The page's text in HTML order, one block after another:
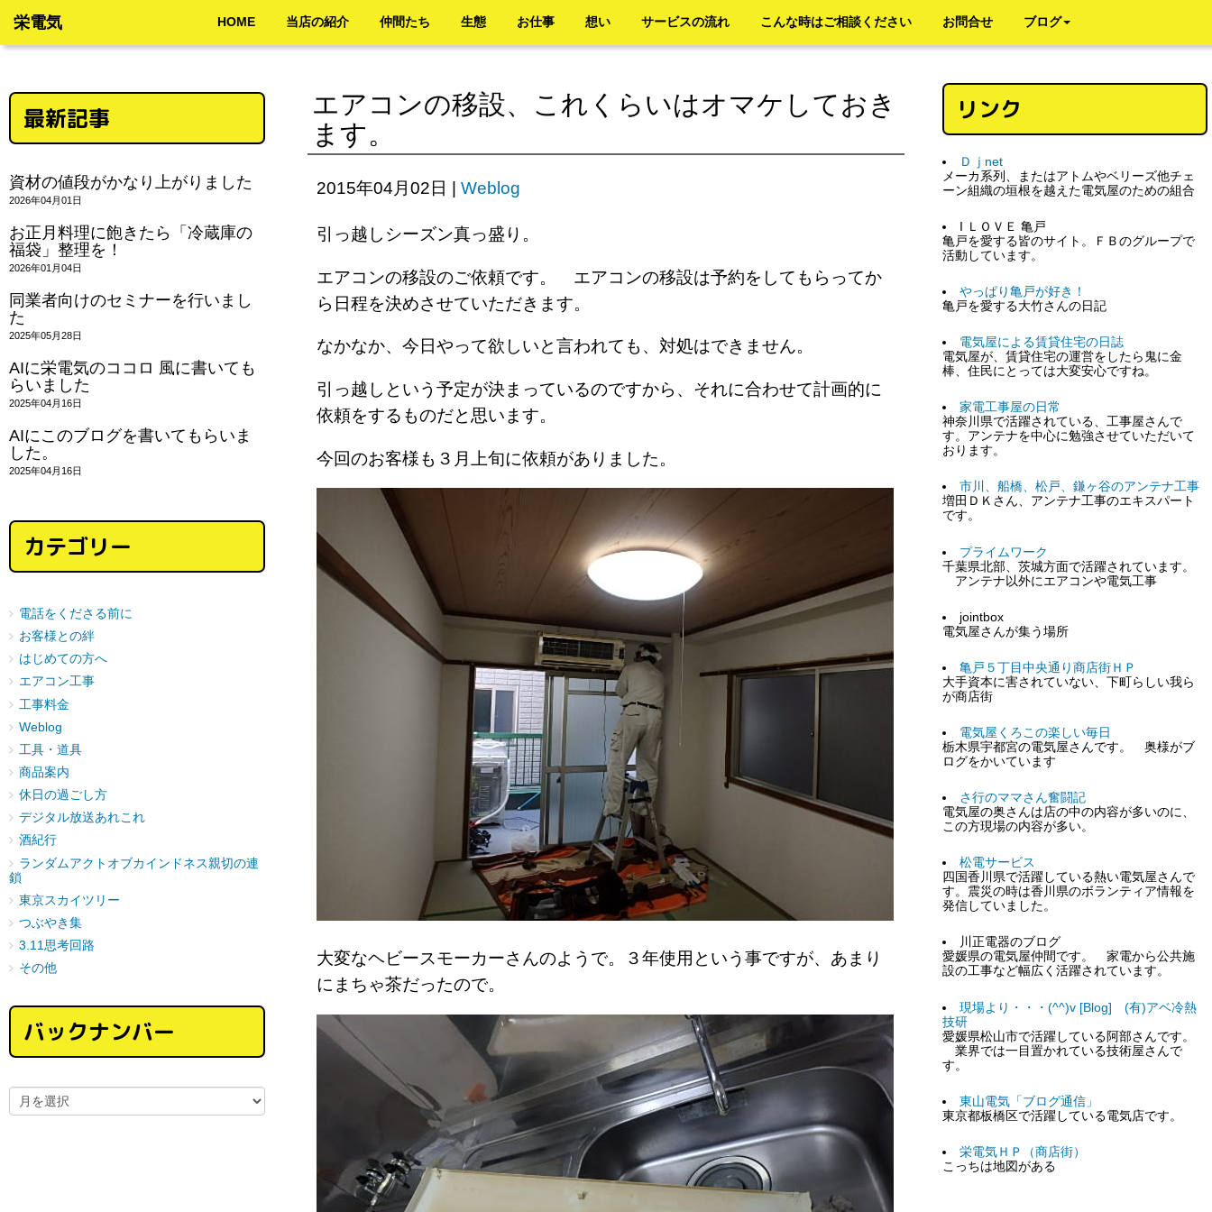
栄電気 HOME 当店の紹介 仲間たち 生態 お仕事 想い サービスの流れ こんな時はご相談ください お問合せ ブログ
エアコンの移設、これくらいはオマケしておき
ます。
2015年04月02日 Weblog
引っ越しシーズン真っ盛り。
エアコンの移設のご依頼です。 エアコンの移設は予約をしてもらってか
ら日程を決めさせていただきます。
なかなか、今日やって欲しいと言われても、対処はできません。
引っ越しという予定が決まっているのですから、それに合わせて計画的に
依頼をするものだと思います。
今回のお客様も３月上旬に依頼がありました。
大変なヘビースモーカーさんのようで。３年使用という事ですが、あまり
にまちゃ茶だったので。
最新記事
資材の値段がかなり上がりました
2026年04月01日
お正月料理に飽きたら「冷蔵庫の
福袋」整理を！
2026年01月04日
同業者向けのセミナーを行いまし
た
2025年05月28日
AIに栄電気のココロ 風に書いても
らいました
2025年04月16日
AIにこのブログを書いてもらいま
した。
2025年04月16日
カテゴリー
電話をくださる前に
お客様との絆
はじめての方へ
エアコン工事
工事料金
Weblog
工具・道具
商品案内
休日の過ごし方
デジタル放送あれこれ
酒紀行
ランダムアクトオブカインドネス親切の連
鎖
東京スカイツリー
つぶやき集
3.11思考回路
その他
バックナンバー
リンク
Ｄｊnet
メーカ系列、またはアトムやベリーズ他チェ
ーン組織の垣根を越えた電気屋のための組合
I ＬＯＶＥ 亀戸
亀戸を愛する皆のサイト。ＦＢのグループで
活動しています。
やっぱり亀戸が好き！
亀戸を愛する大竹さんの日記
電気屋による賃貸住宅の日誌
電気屋が、賃貸住宅の運営をしたら鬼に金
棒、住民にとっては大変安心ですね。
家電工事屋の日常
神奈川県で活躍されている、工事屋さんで
す。アンテナを中心に勉強させていただいて
おります。
市川、船橋、松戸、鎌ヶ谷のアンテナ工事
増田ＤＫさん、アンテナ工事のエキスパート
です。
プライムワーク
千葉県北部、茨城方面で活躍されています。
アンテナ以外にエアコンや電気工事
jointbox
電気屋さんが集う場所
亀戸５丁目中央通り商店街ＨＰ
大手資本に害されていない、下町らしい我ら
が商店街
電気屋くろこの楽しい毎日
栃木県宇都宮の電気屋さんです。 奥様がブ
ログをかいています
さ行のママさん奮闘記
電気屋の奥さんは店の中の内容が多いのに、
この方現場の内容が多い。
松電サービス
四国香川県で活躍している熱い電気屋さんで
す。震災の時は香川県のボランティア情報を
発信していました。
川正電器のブログ
愛媛県の電気屋仲間です。 家電から公共施
設の工事など幅広く活躍されています。
現場より・・・(^^)v [Blog] (有)アベ冷熱
技研
愛媛県松山市で活躍している阿部さんです。
業界では一目置かれている技術屋さんで
す。
東山電気「ブログ通信」
東京都板橋区で活躍している電気店です。
栄電気ＨＰ（商店街）
こっちは地図がある